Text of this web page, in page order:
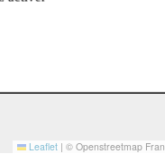
Leaflet | © Openstreetmap